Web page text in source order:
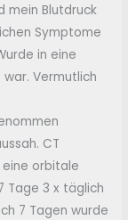
mein Blutdruck
Symptome
in eine
war. Vermutlich
CT
eine orbitale
Tage 3 x täglich
7 Tagen wurde